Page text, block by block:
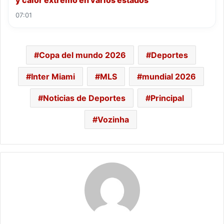
07:01
Copa del mundo 2026 Deportes
Inter Miami MLS mundial 2026
Noticias de Deportes Principal
Vozinha